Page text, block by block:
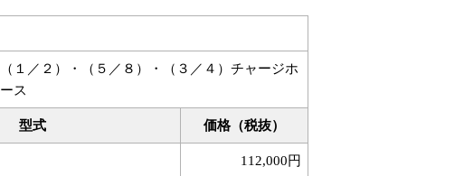
（１／２）・（５／８）・（３／４）チャージホ
ース
型式 価格（税抜）
112,000円